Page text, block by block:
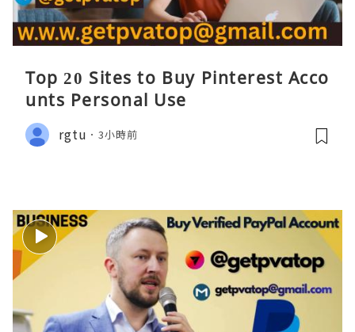
Top 20 Sites to Buy Pinterest Acco
unts Personal Use
rgtu 3小時前